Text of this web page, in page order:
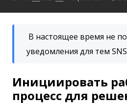
В настоящее время не
уведомления для тем
Инициировать
процесс для